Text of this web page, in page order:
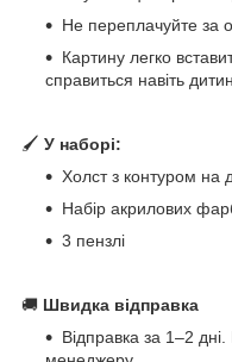
Не переплачуйте за
Картину легко
справиться навіть
🖌 У наборі:
Холст з контуром на
Набір акрилових
3 пензлі
🚚 Швидка відправка
Відправка за 1–2